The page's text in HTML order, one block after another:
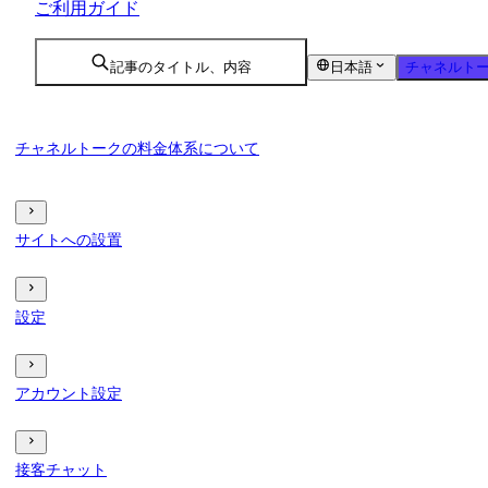
ご利用ガイド
記事のタイトル、内容 日本語 チャネルト
チャネルトークの料金体系について
サイトへの設置
設定
アカウント設定
接客チャット